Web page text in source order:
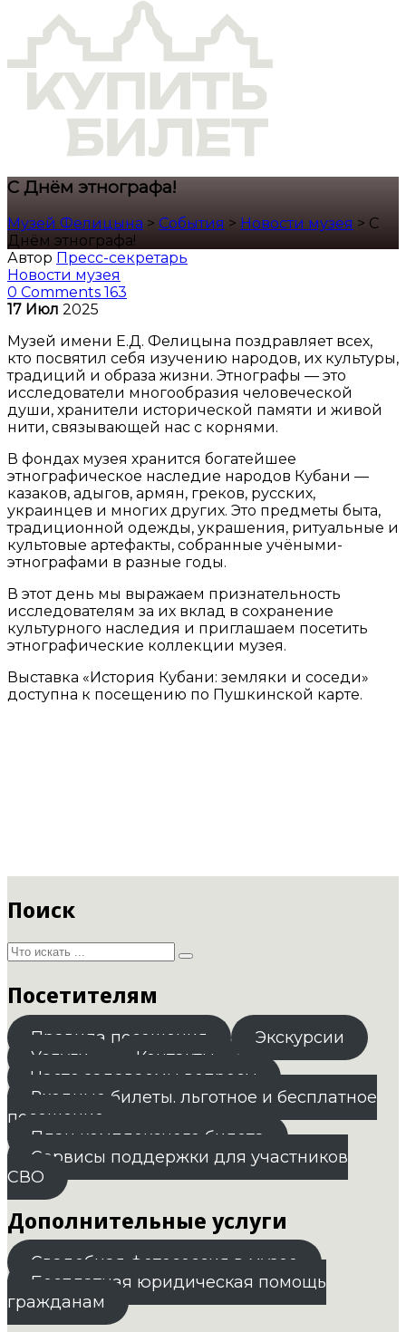
С Днём этнографа!
Музей Фелицына > События > Новости музея > С
Днём этнографа!
Автор Пресс-секретарь
Новости музея
0 Comments 163
17 Июл 2025
Музей имени Е.Д. Фелицына поздравляет всех,
кто посвятил себя изучению народов, их культуры,
традиций и образа жизни. Этнографы — это
исследователи многообразия человеческой
души, хранители исторической памяти и живой
нити, связывающей нас с корнями.
В фондах музея хранится богатейшее
этнографическое наследие народов Кубани —
казаков, адыгов, армян, греков, русских,
украинцев и многих других. Это предметы быта,
традиционной одежды, украшения, ритуальные и
культовые артефакты, собранные учёными-
этнографами в разные годы.
В этот день мы выражаем признательность
исследователям за их вклад в сохранение
культурного наследия и приглашаем посетить
этнографические коллекции музея.
Выставка «История Кубани: земляки и соседи»
доступна к посещению по Пушкинской карте.
Поиск
Посетителям
Правила посещения
Экскурсии
Услуги
Контакты
Часто задаваемы вопросы
Входные билеты. льготное и бесплатное
посещение
План комплексного билета
Сервисы поддержки для участников
СВО
Дополнительные услуги
Свадебная фотосессия в музее
Бесплатная юридическая помощь
гражданам